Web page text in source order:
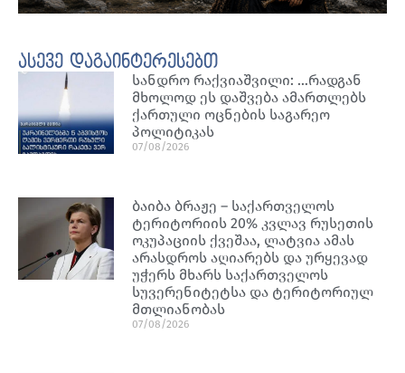
ასევე დაგაინტერესებთ
სანდრო რაქვიაშვილი: …რადგან
მხოლოდ ეს დაშვება ამართლებს
ქართული ოცნების საგარეო
პოლიტიკას
07/08/2026
ბაიბა ბრაჟე – საქართველოს
ტერიტორიის 20% კვლავ რუსეთის
ოკუპაციის ქვეშაა, ლატვია ამას
არასდროს აღიარებს და ურყევად
უჭერს მხარს საქართველოს
სუვერენიტეტსა და ტერიტორიულ
მთლიანობას
07/08/2026